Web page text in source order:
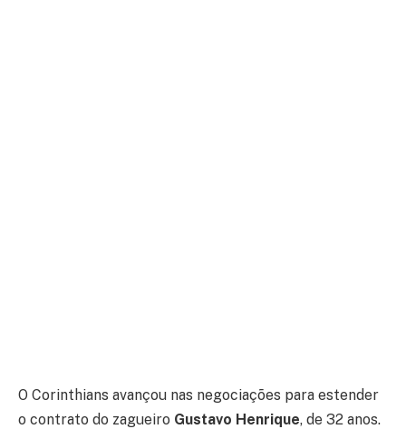
O Corinthians avançou nas negociações para estender
o contrato do zagueiro Gustavo Henrique, de 32 anos.